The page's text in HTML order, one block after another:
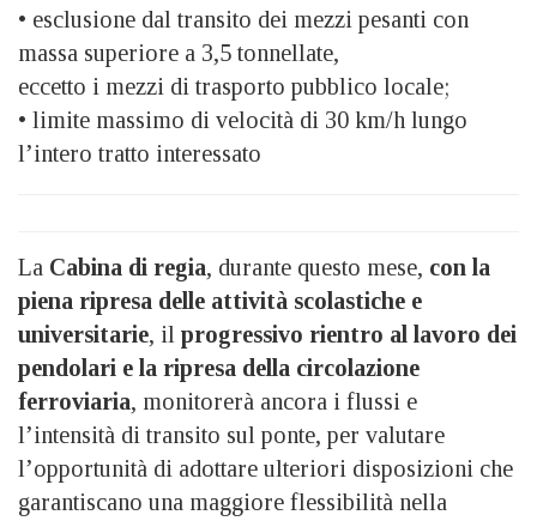
• esclusione dal transito dei mezzi pesanti con
massa superiore a 3,5 tonnellate,
eccetto i mezzi di trasporto pubblico locale;
• limite massimo di velocità di 30 km/h lungo
l’intero tratto interessato
La Cabina di regia, durante questo mese, con la
piena ripresa delle attività scolastiche e
universitarie, il progressivo rientro al lavoro dei
pendolari e la ripresa della circolazione
ferroviaria, monitorerà ancora i flussi e
l’intensità di transito sul ponte, per valutare
l’opportunità di adottare ulteriori disposizioni che
garantiscano una maggiore flessibilità nella